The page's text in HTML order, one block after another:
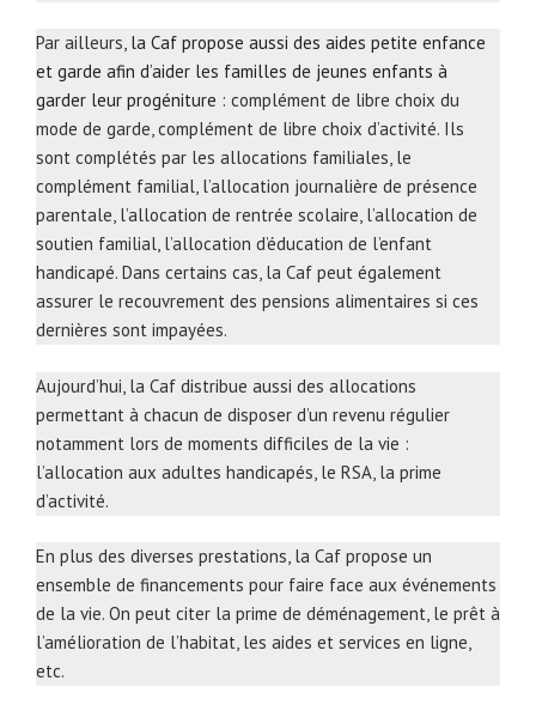
Par ailleurs, la Caf propose aussi des aides petite enfance
et garde afin d’aider les familles de jeunes enfants à
garder leur progéniture : complément de libre choix du
mode de garde, complément de libre choix d’activité. Ils
sont complétés par les allocations familiales, le
complément familial, l’allocation journalière de présence
parentale, l’allocation de rentrée scolaire, l’allocation de
soutien familial, l’allocation d’éducation de l’enfant
handicapé. Dans certains cas, la Caf peut également
assurer le recouvrement des pensions alimentaires si ces
dernières sont impayées.
Aujourd’hui, la Caf distribue aussi des allocations
permettant à chacun de disposer d’un revenu régulier
notamment lors de moments difficiles de la vie :
l’allocation aux adultes handicapés, le RSA, la prime
d’activité.
En plus des diverses prestations, la Caf propose un
ensemble de financements pour faire face aux événements
de la vie. On peut citer la prime de déménagement, le prêt à
l’amélioration de l’habitat, les aides et services en ligne,
etc.